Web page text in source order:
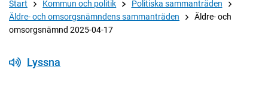
Start Kommun och politik
Politiska sammanträden
Äldre- och omsorgsnämndens sammanträden
Äldre- och
omsorgsnämnd 2025-04-17
Lyssna